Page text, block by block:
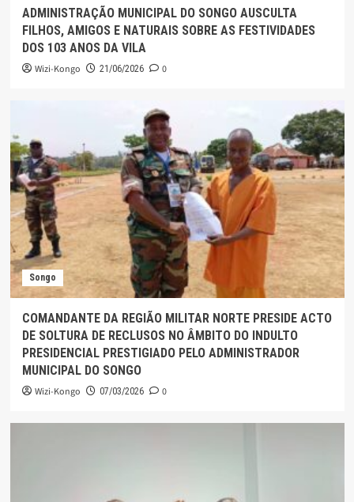
ADMINISTRAÇÃO MUNICIPAL DO SONGO AUSCULTA
FILHOS, AMIGOS E NATURAIS SOBRE AS FESTIVIDADES
DOS 103 ANOS DA VILA
Wizi-Kongo 21/06/2026 0
Songo
COMANDANTE DA REGIÃO MILITAR NORTE PRESIDE ACTO
DE SOLTURA DE RECLUSOS NO ÂMBITO DO INDULTO
PRESIDENCIAL PRESTIGIADO PELO ADMINISTRADOR
MUNICIPAL DO SONGO
Wizi-Kongo 07/03/2026 0